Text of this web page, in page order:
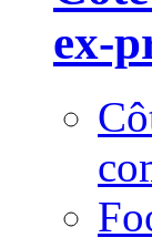
ex-